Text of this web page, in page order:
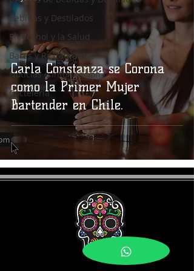
Bebidas y Destilados
El Alcohol y la Salud
Bares y Restaurantes
Noticias e Información
Coctelería
Carla Constanza se Corona
como la Primer Mujer
Bartender en Chile.